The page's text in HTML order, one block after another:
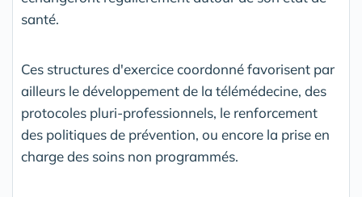
santé.
Ces structures d'exercice coordonné favorisent par
ailleurs le développement de la télémédecine, des
protocoles pluri-professionnels, le renforcement
des politiques de prévention, ou encore la prise en
charge des soins non programmés.